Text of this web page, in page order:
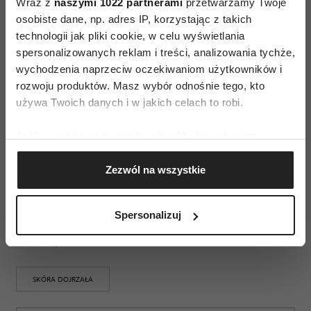
Wraz z naszymi 1022 partnerami przetwarzamy Twoje
osobiste dane, np. adres IP, korzystając z takich
technologii jak pliki cookie, w celu wyświetlania
spersonalizowanych reklam i treści, analizowania tychże,
wychodzenia naprzeciw oczekiwaniom użytkowników i
rozwoju produktów. Masz wybór odnośnie tego, kto
używa Twoich danych i w jakich celach to robi.
Gromadzić dane dotyczące Twojej lokalizacji
geograficznej z dokładnością nawet do kilku metrów
Identyfikować Twoje urządzenie, aktywnie
(fingerprinting, czyli wirtualny odcisk palca)
sekcji szczegółów
zmienić lub wycofać swoją zgodę w dowolnej chwili.
Zezwól na wszystkie
Spersonalizuj
metabolizm. Wody termalne zawarte
w produktach do demakijażu idealnie
sprawdzają się przy nadwrażliwej skórze, tak
samo jest z kremami i innymi kosmetykami do
twarzy.
czy skłonną do alergii, woda termalna powinna
na stale zawitać w naszych toaletkach.
SKÓRA DOJRZAŁA